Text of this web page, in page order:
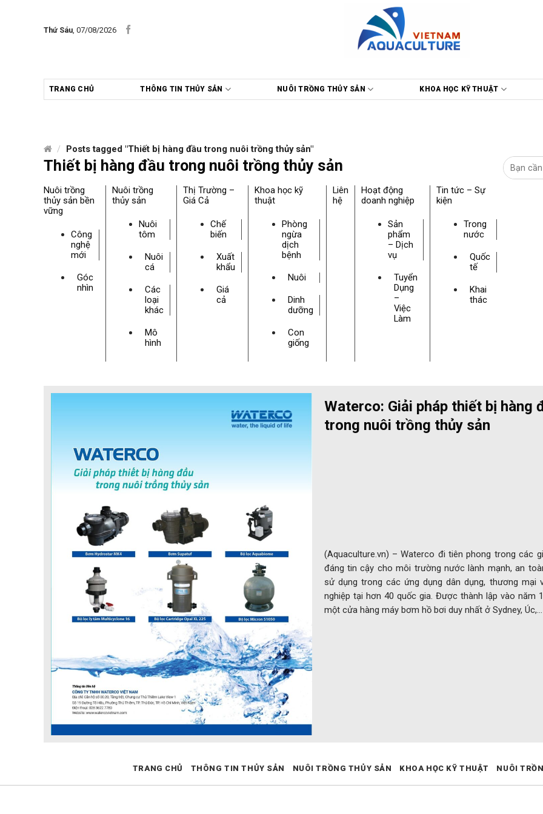
Thứ Sáu, 07/08/2026
TRANG CHỦ THÔNG TIN THỦY SẢN NUÔI TRỒNG THỦY SẢN KHOA HỌC KỸ THUẬT
/ Posts tagged "Thiết bị hàng đầu trong nuôi trồng thủy sản"
Thiết bị hàng đầu trong nuôi trồng thủy sản
Nuôi trồng
thủy sản bền
vững
Công
nghệ
mới
Góc
nhìn
Nuôi trồng
thủy sản
Nuôi
tôm
Nuôi
cá
Các
loại
khác
Mô
hình
Thị Trường –
Giá Cả
Chế
biến
Xuất
khẩu
Giá
cả
Khoa học kỹ
thuật
Phòng
ngừa
dịch
bệnh
Nuôi
Dinh
dưỡng
Con
giống
Liên
hệ
Hoạt động
doanh nghiệp
Sản
phẩm
– Dịch
vụ
Tuyển
Dụng
–
Việc
Làm
Tin tức – Sự
kiện
Trong
nước
Quốc
tế
Khai
thác
Waterco: Giải pháp thiết bị hàng
trong nuôi trồng thủy sản
(Aquaculture.vn) – Waterco đi tiên phong trong các
đáng tin cậy cho môi trường nước lành mạnh, an
sử dụng trong các ứng dụng dân dụng, thương mại
nghiệp tại hơn 40 quốc gia. Được thành lập vào năm
một cửa hàng máy bơm hồ bơi duy nhất ở Sydney, Úc,…
TRANG CHỦ THÔNG TIN THỦY SẢN NUÔI TRỒNG THỦY SẢN KHOA HỌC KỸ THUẬT NUÔI